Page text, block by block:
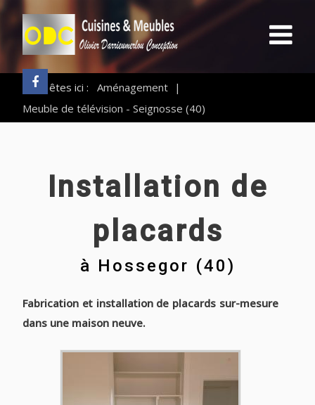
Vous êtes ici : Aménagement |
Meuble de télévision - Seignosse (40)
Installation de
placards
à Hossegor (40)
Fabrication et installation de placards sur-mesure
dans une maison neuve.